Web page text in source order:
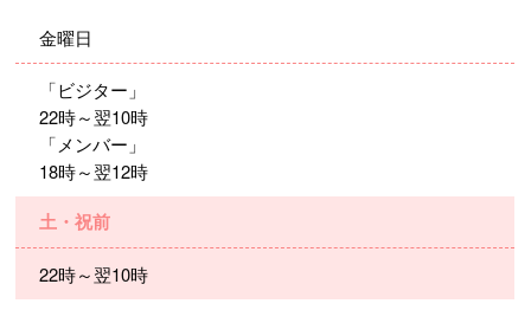
金曜日
「ビジター」
22時～翌10時
「メンバー」
18時～翌12時
土・祝前
22時～翌10時